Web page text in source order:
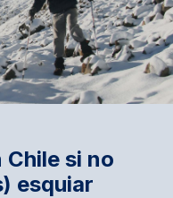
Chile si no
esquiar